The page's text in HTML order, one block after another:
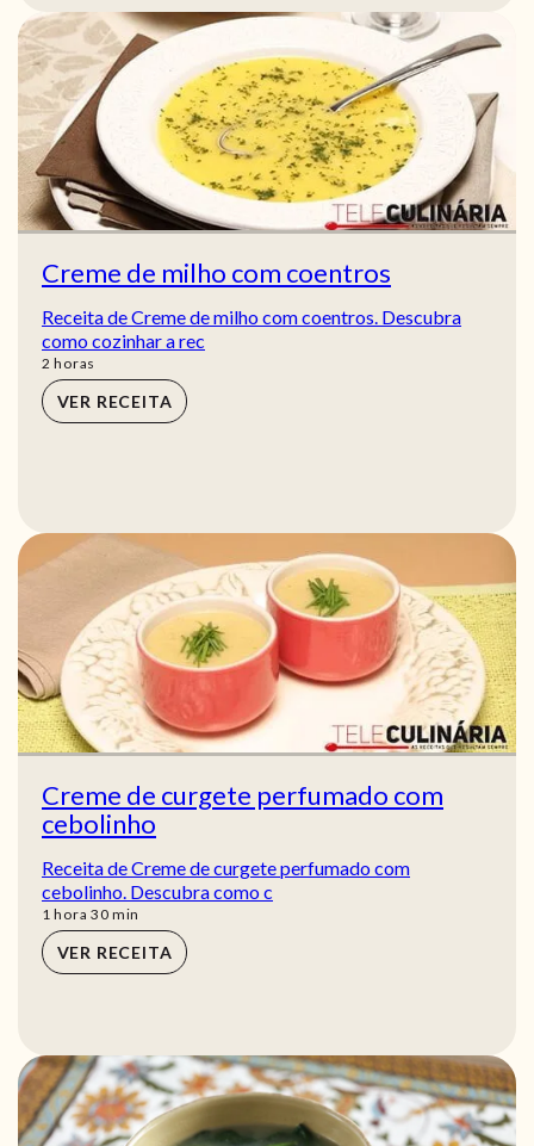
Creme de milho com coentros
Receita de Creme de milho com coentros. Descubra
como cozinhar a rec
2 horas
horas
VER RECEITA
Creme de curgete perfumado com
cebolinho
Receita de Creme de curgete perfumado com
cebolinho. Descubra como c
1 hora
hora 30min
min
VER RECEITA